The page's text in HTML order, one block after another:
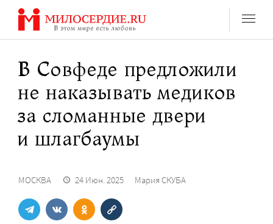
Перейти
содержанию
В Совфеде предложили
не наказывать медиков
за сломанные двери
и шлагбаумы
МОСКВА 24 Июн. 2025 Мария СКУБА